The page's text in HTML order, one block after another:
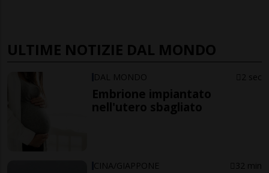
ULTIME NOTIZIE DAL MONDO
DAL MONDO 2 sec
Embrione impiantato
nell'utero sbagliato
CINA/GIAPPONE 32 min